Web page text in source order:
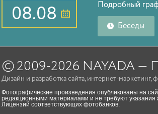
08.08 Подробный
Беседы
© 2009-2026 NAYADA
Дизайн и разработка сайта, интернет-маркетинг,
Фотографические произведения опубликованы на
редакционными материалами и не требуют указания
Лицензий соответствующих фотобанков.